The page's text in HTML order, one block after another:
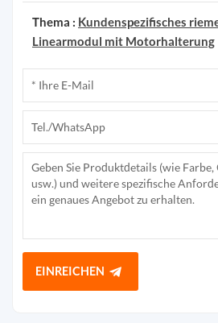
Thema : Kundenspezifisches
Linearmodul mit Motorhalterung
EINREICHEN